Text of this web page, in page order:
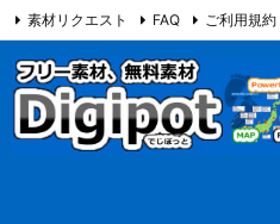
素材リクエスト FAQ ご利用規約
当サイト（Digipot.net）について